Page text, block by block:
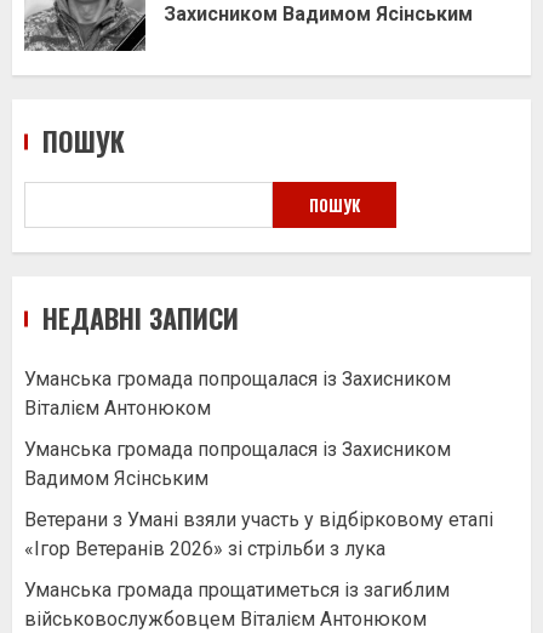
Захисником Вадимом Ясінським
ПОШУК
ПОШУК
НЕДАВНІ ЗАПИСИ
Уманська громада попрощалася із Захисником
Віталієм Антонюком
Уманська громада попрощалася із Захисником
Вадимом Ясінським
Ветерани з Умані взяли участь у відбірковому етапі
«Ігор Ветеранів 2026» зі стрільби з лука
Уманська громада прощатиметься із загиблим
військовослужбовцем Віталієм Антонюком